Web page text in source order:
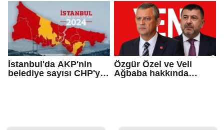
kararı
İstanbul'da AKP'nin
belediye sayısı CHP'yi
Özgür Özel ve Veli
Ağbaba hakkında